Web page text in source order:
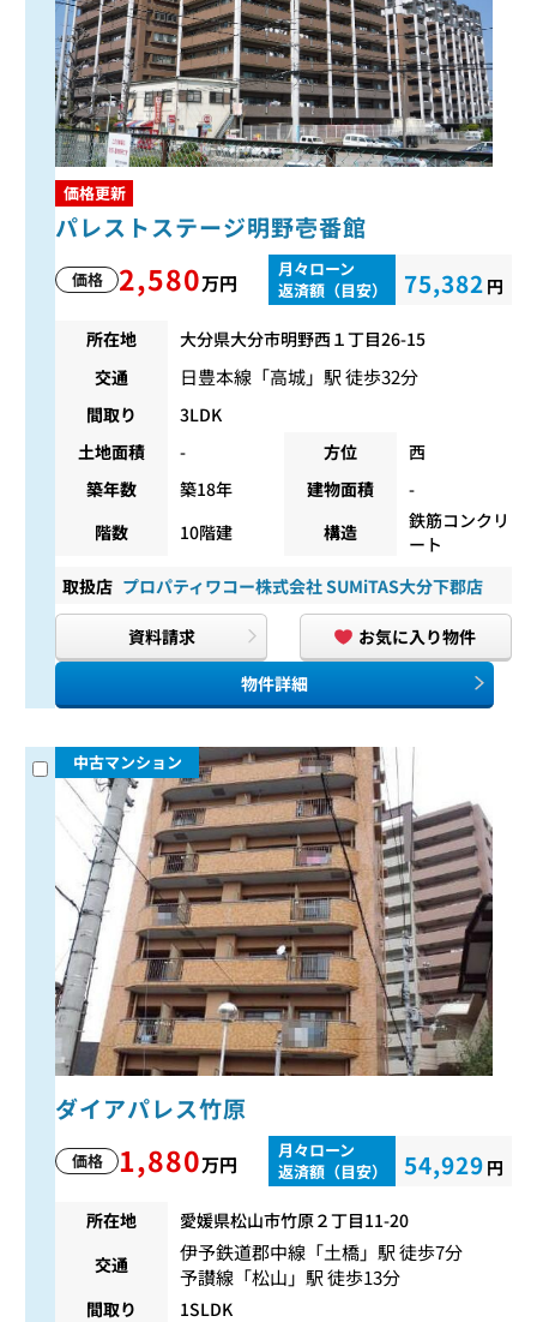
価格更新
パレストステージ明野壱番館
価格 2,580万円
月々ローン
返済額（目安）
75,382 円
所在地
大分県大分市明野西１丁目26-15
交通
日豊本線 「高城」駅 徒歩32分
間取り
3LDK
土地面積
- 方位
西
築年数
築18年 建物面積
-
階数
10階建 構造
鉄筋コンクリ
ート
取扱店 プロパティワコー株式会社 SUMiTAS大分下郡店
資料請求
お気に入り物件
物件詳細
中古マンション
ダイアパレス竹原
価格 1,880万円
月々ローン
返済額（目安）
54,929 円
所在地
愛媛県松山市竹原２丁目11-20
交通
伊予鉄道郡中線 「土橋」駅 徒歩7分
予讃線 「松山 」駅 徒歩13分
間取り
1SLDK